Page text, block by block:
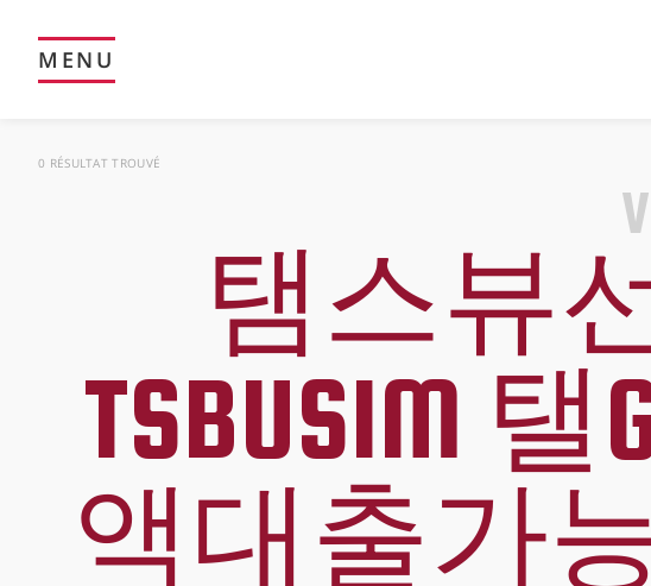
MENU
탬스뷰
TSBUSIM
액대출가
0 RÉSULTAT TROUVÉ